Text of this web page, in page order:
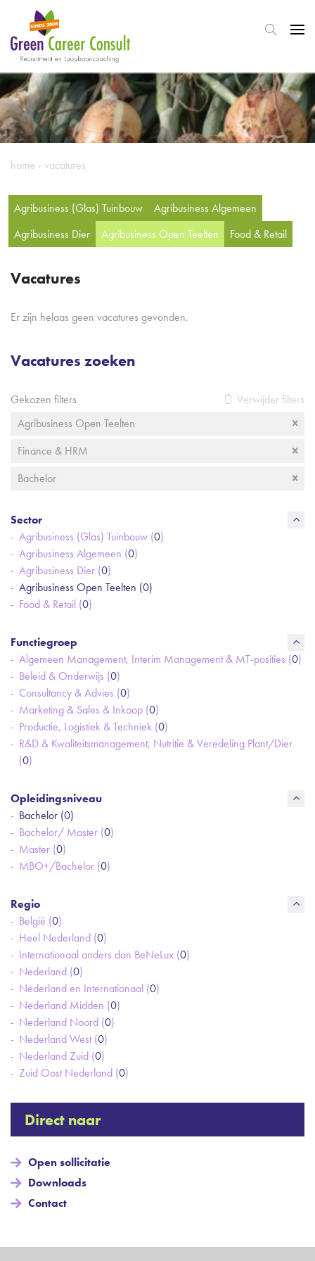
home › vacatures
Agribusiness (Glas) Tuinbouw
Agribusiness Algemeen
Agribusiness Dier
Agribusiness Open Teelten Food & Retail
Vacatures
Er zijn helaas geen vacatures gevonden.
Vacatures zoeken
Gekozen filters
Verwijder filters
Agribusiness Open Teelten
Finance & HRM
Bachelor
Sector
Agribusiness (Glas) Tuinbouw (0)
Agribusiness Algemeen (0)
Agribusiness Dier (0)
Agribusiness Open Teelten (0)
Food & Retail (0)
Functiegroep
Algemeen Management, Interim Management & MT-posities (0)
Beleid & Onderwijs (0)
Consultancy & Advies (0)
Marketing & Sales & Inkoop (0)
Productie, Logistiek & Techniek (0)
R&D & Kwaliteitsmanagement, Nutritie & Veredeling Plant/Dier
(0)
Opleidingsniveau
Bachelor (0)
Bachelor/ Master (0)
Master (0)
MBO+/Bachelor (0)
Regio
België (0)
Heel Nederland (0)
Internationaal anders dan BeNeLux (0)
Nederland (0)
Nederland en Internationaal (0)
Nederland Midden (0)
Nederland Noord (0)
Nederland West (0)
Nederland Zuid (0)
Zuid Oost Nederland (0)
Direct naar
Open sollicitatie
Downloads
Contact